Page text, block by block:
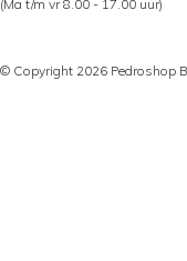
(Ma t/m vr 8.00 - 17.00 uur)
© Copyright 2026 Pedroshop